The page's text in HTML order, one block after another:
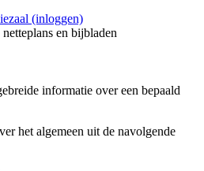
(inloggen)
en bijbladen
informatie over een bepaald
het algemeen uit de navolgende